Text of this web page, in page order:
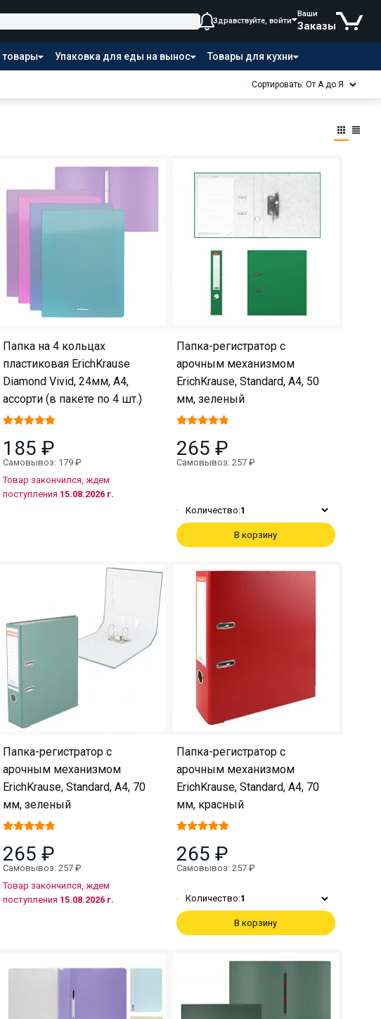
Здравствуйте, войти
Ваши
Заказы
товары Упаковка для еды на вынос Товары для кухни
Сортировать: От А до Я
Папка на 4 кольцах
пластиковая ErichKrause
Diamond Vivid, 24мм, A4,
ассорти (в пакете по 4 шт.)
185 ₽
Самовывоз: 179 ₽
Товар закончился, ждем
поступления 15.08.2026 г.
Папка-регистратор с
арочным механизмом
ErichKrause, Standard, А4, 50
мм, зеленый
265 ₽
Самовывоз: 257 ₽
Количество:1
В корзину
Папка-регистратор с
арочным механизмом
ErichKrause, Standard, А4, 70
мм, зеленый
265 ₽
Самовывоз: 257 ₽
Товар закончился, ждем
поступления 15.08.2026 г.
Папка-регистратор с
арочным механизмом
ErichKrause, Standard, А4, 70
мм, красный
265 ₽
Самовывоз: 257 ₽
Количество:1
В корзину